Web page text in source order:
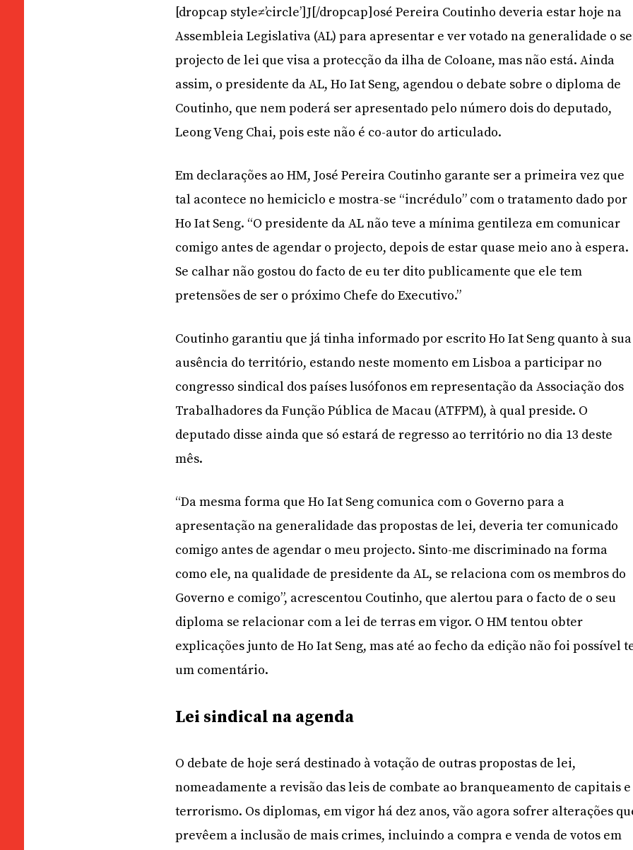
[dropcap style≠’circle’]J[/dropcap]osé Pereira Coutinho deveria estar hoje na
Assembleia Legislativa (AL) para apresentar e ver votado na generalidade o
projecto de lei que visa a protecção da ilha de Coloane, mas não está. Ainda
assim, o presidente da AL, Ho Iat Seng, agendou o debate sobre o diploma de
Coutinho, que nem poderá ser apresentado pelo número dois do deputado,
Leong Veng Chai, pois este não é co-autor do articulado.
Em declarações ao HM, José Pereira Coutinho garante ser a primeira vez que
tal acontece no hemiciclo e mostra-se “incrédulo” com o tratamento dado por
Ho Iat Seng. “O presidente da AL não teve a mínima gentileza em comunicar
comigo antes de agendar o projecto, depois de estar quase meio ano à espera.
Se calhar não gostou do facto de eu ter dito publicamente que ele tem
pretensões de ser o próximo Chefe do Executivo.”
Coutinho garantiu que já tinha informado por escrito Ho Iat Seng quanto à sua
ausência do território, estando neste momento em Lisboa a participar no
congresso sindical dos países lusófonos em representação da Associação dos
Trabalhadores da Função Pública de Macau (ATFPM), à qual preside. O
deputado disse ainda que só estará de regresso ao território no dia 13 deste
mês.
“Da mesma forma que Ho Iat Seng comunica com o Governo para a
apresentação na generalidade das propostas de lei, deveria ter comunicado
comigo antes de agendar o meu projecto. Sinto-me discriminado na forma
como ele, na qualidade de presidente da AL, se relaciona com os membros do
Governo e comigo”, acrescentou Coutinho, que alertou para o facto de o seu
diploma se relacionar com a lei de terras em vigor. O HM tentou obter
explicações junto de Ho Iat Seng, mas até ao fecho da edição não foi possível
um comentário.
Lei sindical na agenda
O debate de hoje será destinado à votação de outras propostas de lei,
nomeadamente a revisão das leis de combate ao branqueamento de capitais e
terrorismo. Os diplomas, em vigor há dez anos, vão agora sofrer alterações
prevêem a inclusão de mais crimes, incluindo a compra e venda de votos em